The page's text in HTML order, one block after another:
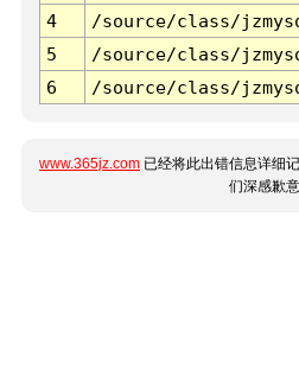
4
/source/class/
5
/source/class/
6
/source/class/
www.365jz.com 已经将此出错信息详细
们深感歉